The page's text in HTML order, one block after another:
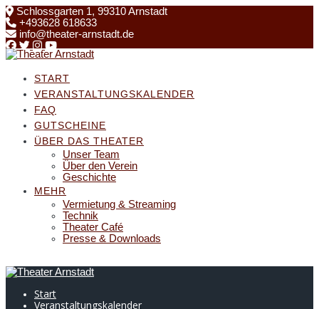
Skip
to
content
Schlossgarten 1, 99310 Arnstadt
+493628 618633
info@theater-arnstadt.de
START
VERANSTALTUNGSKALENDER
FAQ
GUTSCHEINE
ÜBER DAS THEATER
Unser Team
Über den Verein
Geschichte
MEHR
Vermietung & Streaming
Technik
Theater Café
Presse & Downloads
Start
Veranstaltungskalender